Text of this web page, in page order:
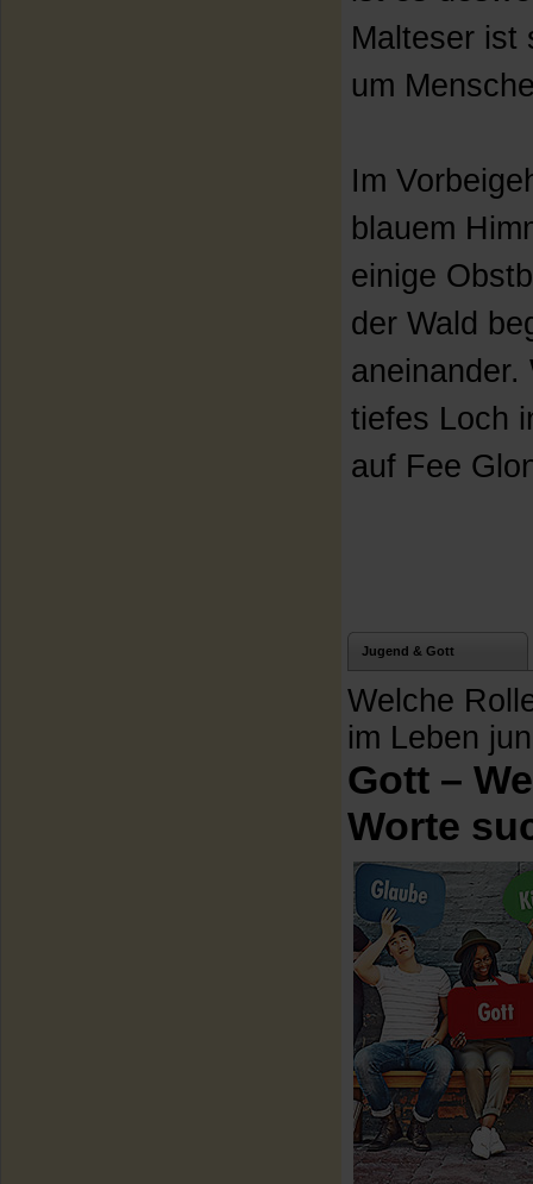
Malteser ist
um
Im
blauem
einige
der Wald
aneinander.
tiefes Loch
auf Fee
Jugend & Gott
Welche
im Leben
Gott –
Worte